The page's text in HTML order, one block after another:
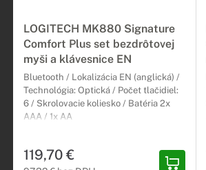
LOGITECH MK880 Signature
Comfort Plus set bezdrôtovej
myši a klávesnice EN
Bluetooth / Lokalizácia EN (anglická) /
Technológia: Optická / Počet tlačidiel:
6 / Skrolovacie koliesko / Batéria 2x
AAA / 1x AA
119,70 €